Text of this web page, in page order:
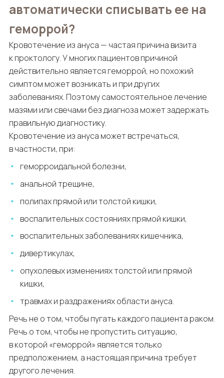
автоматически списывать ее на
геморрой?
Кровотечение из ануса — частая причина визита
к проктологу. У многих пациентов причиной
действительно является геморрой, но похожий
симптом может возникать и при других
заболеваниях. Поэтому самостоятельное лечение
мазями или свечами без диагноза может задержать
правильную диагностику.
Кровотечение из ануса может встречаться,
в частности, при:
геморроидальной болезни,
анальной трещине,
полипах прямой или толстой кишки,
воспалительных состояниях прямой кишки,
воспалительных заболеваниях кишечника,
дивертикулах,
опухолевых изменениях толстой или прямой
кишки,
травмах и раздражениях области ануса.
Речь не о том, чтобы пугать каждого пациента раком.
Речь о том, чтобы не пропустить ситуацию,
в которой «геморрой» является только
предположением, а настоящая причина требует
другого лечения.